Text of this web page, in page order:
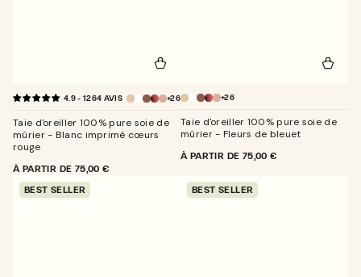
4.9 - 1264 AVIS +26
Taie d'oreiller 100% pure soie de
mûrier - Blanc imprimé cœurs
rouge
PRIX
NORMAL
À PARTIR DE 75,00 €
+26
Taie d'oreiller 100% pure soie de
mûrier - Fleurs de bleuet
PRIX
À PARTIR DE 75,00 €
BEST SELLER BEST SELLER